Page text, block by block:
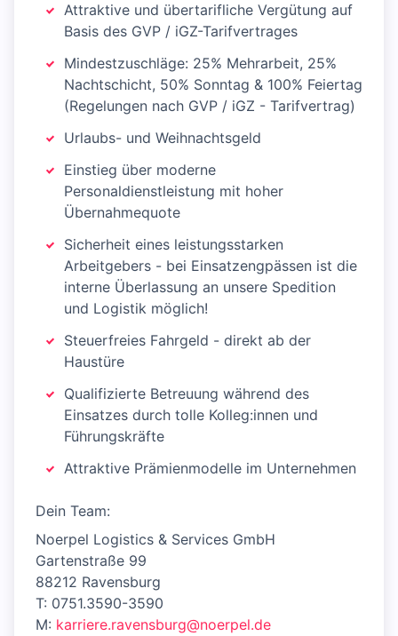
Attraktive und übertarifliche Vergütung auf
Basis des GVP / iGZ-Tarifvertrages
Mindestzuschläge: 25% Mehrarbeit, 25%
Nachtschicht, 50% Sonntag & 100% Feiertag
(Regelungen nach GVP / iGZ - Tarifvertrag)
Urlaubs- und Weihnachtsgeld
Einstieg über moderne
Personaldienstleistung mit hoher
Übernahmequote
Sicherheit eines leistungsstarken
Arbeitgebers - bei Einsatzengpässen ist die
interne Überlassung an unsere Spedition
und Logistik möglich!
Steuerfreies Fahrgeld - direkt ab der
Haustüre
Qualifizierte Betreuung während des
Einsatzes durch tolle Kolleg:innen und
Führungskräfte
Attraktive Prämienmodelle im Unternehmen
Dein Team:
Noerpel Logistics & Services GmbH
Gartenstraße 99
88212 Ravensburg
T: 0751.3590-3590
M: karriere.ravensburg@noerpel.de